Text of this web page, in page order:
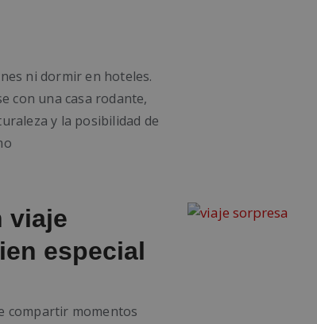
ni dormir en hoteles.
con una casa rodante,
y la posibilidad de
viaje
especial
compartir momentos